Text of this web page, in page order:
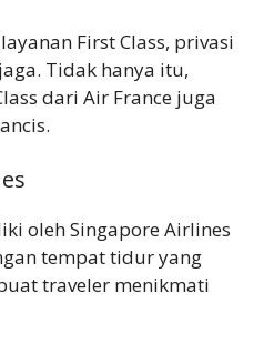
First Class, privasi
Tidak hanya itu,
dari Air France juga
oleh Singapore Airlines
tempat tidur yang
traveler menikmati